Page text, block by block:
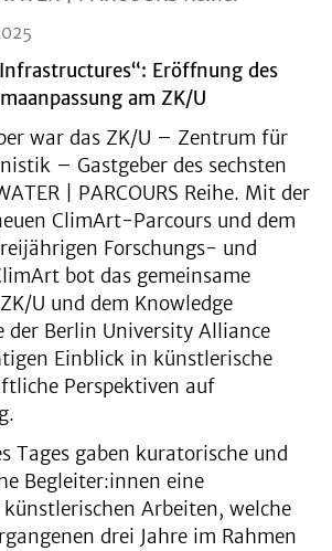
Eröffnung des
am ZK/U
war das ZK/U – Zentrum für
– Gastgeber des sechsten
| PARCOURS Reihe. Mit der
ClimArt-Parcours und dem
Forschungs- und
bot das gemeinsame
U und dem Knowledge
der Berlin University Alliance
Einblick in künstlerische
Perspektiven auf
Tages gaben kuratorische und
Begleiter:innen eine
Arbeiten, welche
drei Jahre im Rahmen